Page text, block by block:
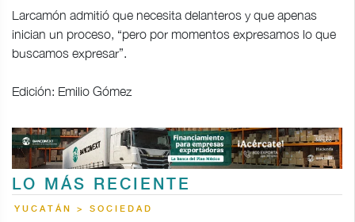
Larcamón admitió que necesita delanteros y que apenas
inician un proceso, “pero por momentos expresamos lo que
buscamos expresar”.
Edición: Emilio Gómez
LO MÁS RECIENTE
YUCATÁN > SOCIEDAD